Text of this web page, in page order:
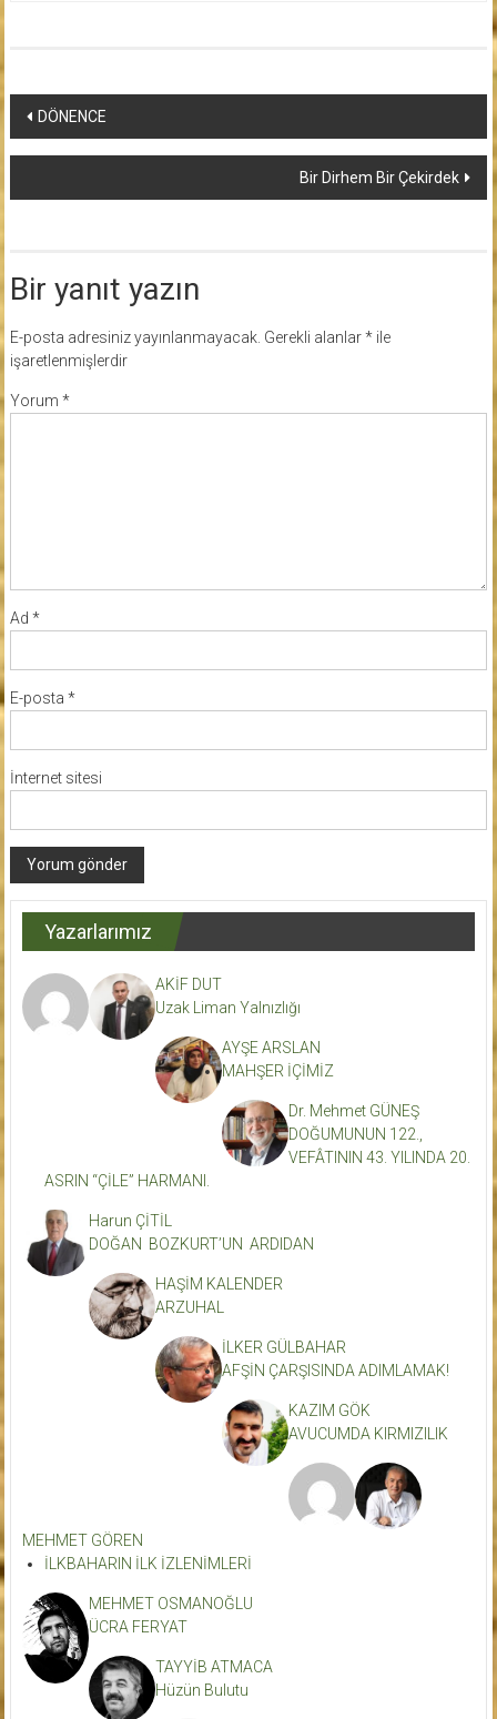
Yazı
dolaşımı
DÖNENCE
Bir Dirhem Bir Çekirdek
Bir yanıt yazın
E-posta adresiniz yayınlanmayacak. Gerekli alanlar*ile
işaretlenmişlerdir
Yorum *
Ad *
E-posta *
İnternet sitesi
Yazarlarımız
AKİF DUT
Uzak Liman Yalnızlığı
AYŞE ARSLAN
MAHŞER İÇİMİZ
Dr. Mehmet GÜNEŞ
DOĞUMUNUN 122.,
VEFÂTININ 43. YILINDA 20.
ASRIN “ÇİLE” HARMANI.
Harun ÇİTİL
DOĞAN BOZKURT’UN ARDIDAN
HAŞİM KALENDER
ARZUHAL
İLKER GÜLBAHAR
AFŞİN ÇARŞISINDA ADIMLAMAK!
KAZIM GÖK
AVUCUMDA KIRMIZILIK
MEHMET GÖREN
İLKBAHARIN İLK İZLENİMLERİ
MEHMET OSMANOĞLU
ÜCRA FERYAT
TAYYİB ATMACA
Hüzün Bulutu